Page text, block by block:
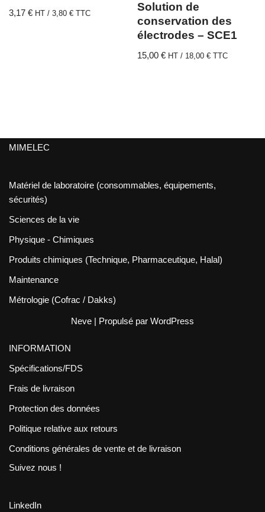
3,17 € HT / 3,80 € TTC
Solution de
conservation des
électrodes – SCE1
15,00€ HT / 18,00€ TTC
MIMELEC
Matériel de laboratoire (consommables, équipements,
sécurités)
Sciences de la vie
Physique - Chimiques
Produits chimiques (Technique, Pharmaceutique, Halal)
Maintenance
Métrologie (Cofrac / Dakks)
Neve | Propulsé par WordPress
INFORMATION
Spécifications/FDS
Frais de livraison
Protection des données
Politique relative aux retours
Conditions générales de vente et de livraison
Suivez nous !
LinkedIn